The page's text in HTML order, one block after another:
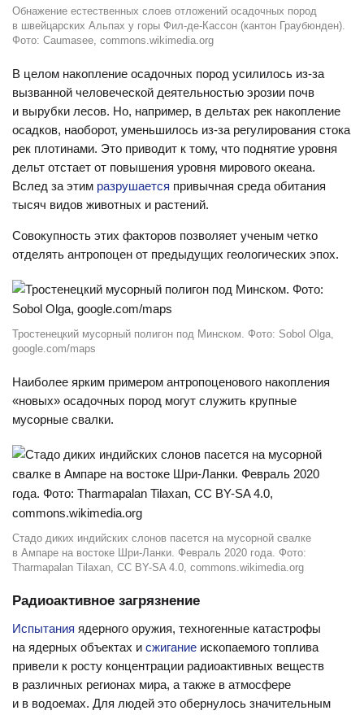
Обнажение естественных слоев отложений осадочных пород
в швейцарских Альпах у горы Фил-де-Кассон (кантон Граубюнден).
Фото: Caumasee, commons.wikimedia.org
В целом накопление осадочных пород усилилось из-за
вызванной человеческой деятельностью эрозии почв
и вырубки лесов. Но, например, в дельтах рек накопление
осадков, наоборот, уменьшилось из-за регулирования стока
рек плотинами. Это приводит к тому, что поднятие уровня
дельт отстает от повышения уровня мирового океана.
Вслед за этим разрушается привычная среда обитания
тысяч видов животных и растений.
Совокупность этих факторов позволяет ученым четко
отделять антропоцен от предыдущих геологических эпох.
Тростенецкий мусорный полигон под Минском. Фото: Sobol Olga,
google.com/maps
Наиболее ярким примером антропоценового накопления
«новых» осадочных пород могут служить крупные
мусорные свалки.
Стадо диких индийских слонов пасется на мусорной свалке
в Ампаре на востоке Шри-Ланки. Февраль 2020 года. Фото:
Tharmapalan Tilaxan, CC BY-SA 4.0, commons.wikimedia.org
Радиоактивное загрязнение
Испытания ядерного оружия, техногенные катастрофы
на ядерных объектах и сжигание ископаемого топлива
привели к росту концентрации радиоактивных веществ
в различных регионах мира, а также в атмосфере
и в водоемах. Для людей это обернулось значительным